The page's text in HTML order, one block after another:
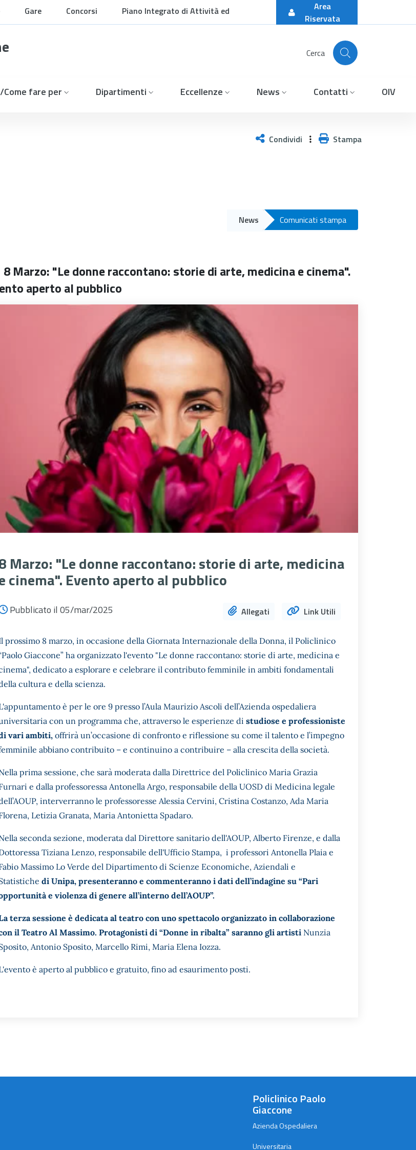
Gare Concorsi
Piano Integrato di Attività ed
Organizzazione
Area
Riservata
Cerca
fare per Dipartimenti Eccellenze News Contatti OIV
Condividi Stampa
News Comunicati stampa
8 Marzo: "Le donne raccontano: storie di arte, medicina e cinema".
aperto al pubblico
Marzo: "Le donne raccontano: storie di arte, medicina
cinema". Evento aperto al pubblico
Pubblicato il 05/mar/2025 Allegati Link Utili
prossimo 8 marzo, in occasione della Giornata Internazionale della Donna, il Policlinico
Giaccone” ha organizzato l'evento "Le donne raccontano: storie di arte, medicina e
dedicato a esplorare e celebrare il contributo femminile in ambiti fondamentali
cultura e della scienza.
è per le ore 9 presso l’Aula Maurizio Ascoli dell’Azienda ospedaliera
con un programma che, attraverso le esperienze di studiose e professioniste
vari ambiti, offrirà un’occasione di confronto e riflessione su come il talento e l’impegno
abbiano contribuito – e continuino a contribuire – alla crescita della società.
prima sessione, che sarà moderata dalla Direttrice del Policlinico Maria Grazia
e dalla professoressa Antonella Argo, responsabile della UOSD di Medicina legale
interverranno le professoresse Alessia Cervini, Cristina Costanzo, Ada Maria
Letizia Granata, Maria Antonietta Spadaro.
seconda sezione, moderata dal Direttore sanitario dell'AOUP, Alberto Firenze, e dalla
Tiziana Lenzo, responsabile dell'Ufficio Stampa, i professori Antonella Plaia e
Massimo Lo Verde del Dipartimento di Scienze Economiche, Aziendali e
di Unipa, presenteranno e commenteranno i dati dell’indagine su “Pari
e violenza di genere all’interno dell’AOUP”.
terza sessione è dedicata al teatro con uno spettacolo organizzato in collaborazione
il Teatro Al Massimo. Protagonisti di “Donne in ribalta” saranno gli artisti Nunzia
Antonio Sposito, Marcello Rimi, Maria Elena Iozza.
è aperto al pubblico e gratuito, fino ad esaurimento posti.
Policlinico Paolo
Giaccone
Azienda Ospedaliera
Universitaria